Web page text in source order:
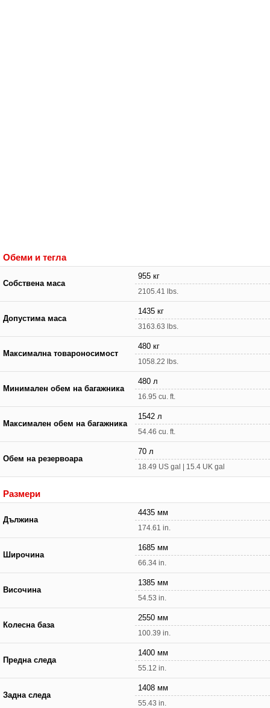
Обеми и тегла
Собствена маса
955 кг
2105.41 lbs.
Допустима маса
1435 кг
3163.63 lbs.
Максимална товароносимост
480 кг
1058.22 lbs.
Минимален обем на багажника
480 л
16.95 cu. ft.
Максимален обем на багажника
1542 л
54.46 cu. ft.
Обем на резервоара
70 л
18.49 US gal | 15.4 UK gal
Размери
Дължина
4435 мм
174.61 in.
Широчина
1685 мм
66.34 in.
Височина
1385 мм
54.53 in.
Колесна база
2550 мм
100.39 in.
Предна следа
1400 мм
55.12 in.
Задна следа
1408 мм
55.43 in.